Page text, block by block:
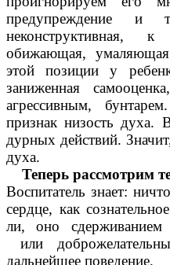
предупреждение и
неконструктивная,
обижающая, умаляющая
этой позиции у
заниженная
агрессивным,
признак низость духа.
дурных действий.
духа.
Теперь рассмотрим
Воспитатель знает:
сердце, как
ли, оно сдерживанием
или
дальнейшее поведение.